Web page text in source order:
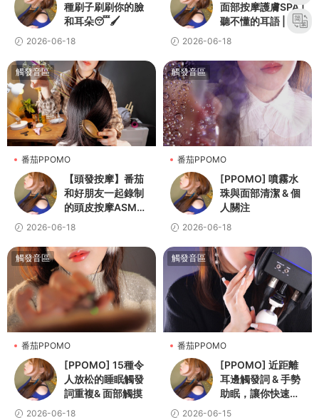
種刷子刷刷你的臉
和耳朵😴🖌️
2026-06-18
面部按摩護膚SPA |
聽不懂的耳語 | 個
人關注
2026-06-18
觸發音區
番茄PPOMO
【頭發按摩】番茄
和好朋友一起錄制
的頭皮按摩ASMR
💆👩
2026-06-18
觸發音區
番茄PPOMO
[PPOMO] 噴霧水
珠與面部清潔 & 個
人關注
2026-06-18
觸發音區
番茄PPOMO
[PPOMO] 15種令
人放松的睡眠觸發
詞重複& 面部觸摸
2026-06-18
觸發音區
番茄PPOMO
[PPOMO] 近距離
耳邊觸發詞 & 手勢
助眠，讓你快速入
睡
2026-06-15